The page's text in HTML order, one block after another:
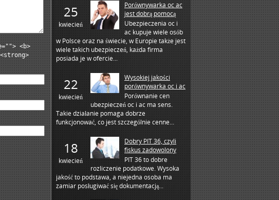
25
kwiecień
Porównywarka oc ac
jest dobrą pomocą
Ubezpieczenia oc i
ac kupuje wiele osób
w Polsce oraz na świecie, w Europie także jest
wiele takich ubezpieczeń, każda firma
posiada je w ofercie...
22
kwiecień
Wysokiej jakości
porównywarka oc i ac
Porównanie cen
ubezpieczeń oc i ac ma sens.
Takie działanie pomaga dobrze
funkcjonować, co jest szczególnie cenne...
18
kwiecień
Dobry PIT 36, czyli
fiskus zadowolony
PIT 36 to dobre
rozliczenie podatkowe. Wysoka
jakość to podstawa, a niejedna osoba ma
zamiar posługiwać się dokumentacją...
<b>